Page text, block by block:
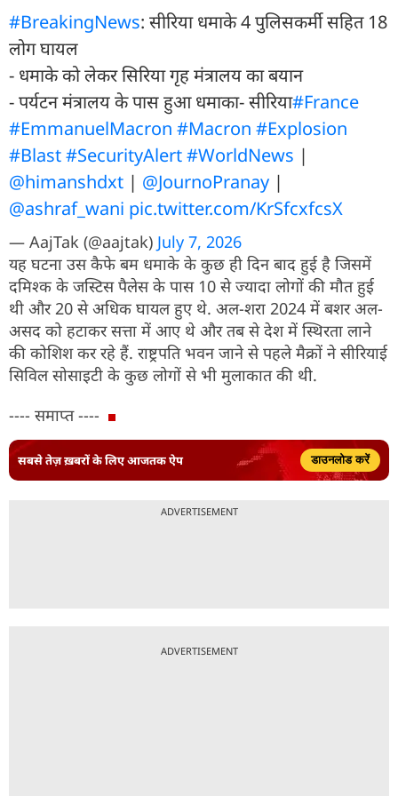
#BreakingNews: सीरिया धमाके 4 पुलिसकर्मी सहित 18
लोग घायल
- धमाके को लेकर सिरिया गृह मंत्रालय का बयान
- पर्यटन मंत्रालय के पास हुआ धमाका- सीरिया#France
#EmmanuelMacron #Macron #Explosion
#Blast#SecurityAlert#WorldNews |
@himanshdxt | @JournoPranay |
@ashraf_wani pic.twitter.com/KrSfcxfcsX
— AajTak (@aajtak) July 7, 2026
यह घटना उस कैफे बम धमाके के कुछ ही दिन बाद हुई है जिसमें
दमिश्क के जस्टिस पैलेस के पास 10 से ज्यादा लोगों की मौत हुई
थी और 20 से अधिक घायल हुए थे. अल-शरा 2024 में बशर अल-
असद को हटाकर सत्ता में आए थे और तब से देश में स्थिरता लाने
की कोशिश कर रहे हैं. राष्ट्रपति भवन जाने से पहले मैक्रों ने सीरियाई
सिविल सोसाइटी के कुछ लोगों से भी मुलाकात की थी.
---- समाप्त ----
सबसे तेज़ ख़बरों के लिए आजतक ऐप डाउनलोड करें
ADVERTISEMENT
ADVERTISEMENT